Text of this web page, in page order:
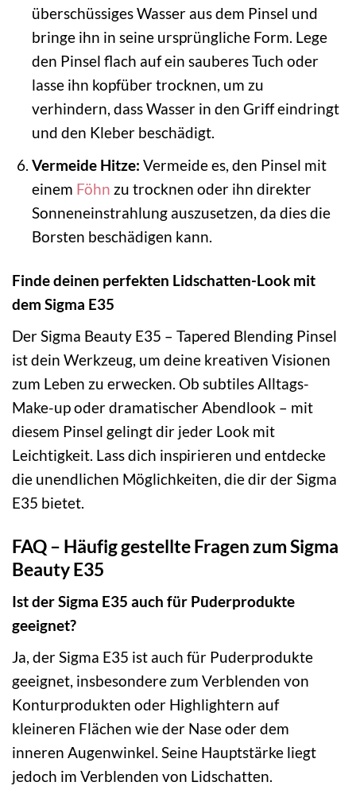
überschüssiges Wasser aus dem Pinsel und
bringe ihn in seine ursprüngliche Form. Lege
den Pinsel flach auf ein sauberes Tuch oder
lasse ihn kopfüber trocknen, um zu
verhindern, dass Wasser in den Griff eindringt
und den Kleber beschädigt.
Vermeide Hitze: Vermeide es, den Pinsel mit
einem Föhn zu trocknen oder ihn direkter
Sonneneinstrahlung auszusetzen, da dies die
Borsten beschädigen kann.
Finde deinen perfekten Lidschatten-Look mit
dem Sigma E35
Der Sigma Beauty E35 – Tapered Blending Pinsel
ist dein Werkzeug, um deine kreativen Visionen
zum Leben zu erwecken. Ob subtiles Alltags-
Make-up oder dramatischer Abendlook – mit
diesem Pinsel gelingt dir jeder Look mit
Leichtigkeit. Lass dich inspirieren und entdecke
die unendlichen Möglichkeiten, die dir der Sigma
E35 bietet.
FAQ – Häufig gestellte Fragen zum Sigma
Beauty E35
Ist der Sigma E35 auch für Puderprodukte
geeignet?
Ja, der Sigma E35 ist auch für Puderprodukte
geeignet, insbesondere zum Verblenden von
Konturprodukten oder Highlightern auf
kleineren Flächen wie der Nase oder dem
inneren Augenwinkel. Seine Hauptstärke liegt
jedoch im Verblenden von Lidschatten.